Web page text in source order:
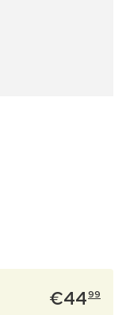
€4499